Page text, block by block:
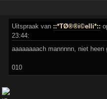
Uitspraak van ::*TØ®®i©elli*::
23:44:
aaaaaaaach mannnnn, niet heen
010